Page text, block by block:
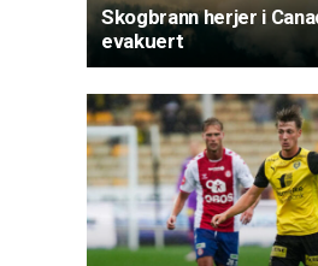
Skogbrann herjer i
evakuert